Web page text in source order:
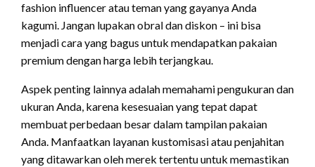
fashion influencer atau teman yang gayanya Anda
kagumi. Jangan lupakan obral dan diskon – ini bisa
menjadi cara yang bagus untuk mendapatkan pakaian
premium dengan harga lebih terjangkau.
Aspek penting lainnya adalah memahami pengukuran dan
ukuran Anda, karena kesesuaian yang tepat dapat
membuat perbedaan besar dalam tampilan pakaian
Anda. Manfaatkan layanan kustomisasi atau penjahitan
yang ditawarkan oleh merek tertentu untuk memastikan